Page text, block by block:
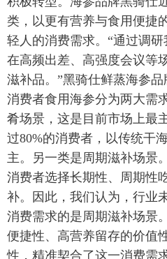
类，以更有营养与食用便捷
轻人的消费需求。“通过调
在高频出差、高强度会议等
滋补品。”黑骑仕鲜蒸海参
消费者食用海参分为两大需
肴场景，这是目前市场上最
过80%的消费者，以传统干
主。另一类是周期滋补场景
消费者选择长期性、周期性
补。因此，我们认为，行业
消费需求的是周期滋补场景
便捷性、高营养留存的价值
性，精准契合了这一消费需求